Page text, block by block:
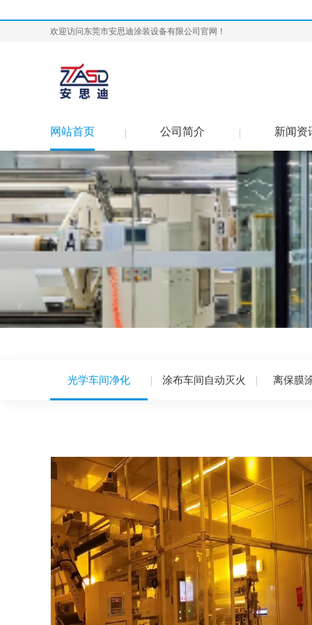
欢迎访问东莞市安思迪涂装设备有限公司官网！
网站首页 公司简介 新闻资
光学车间净化 涂布车间自动灭火 离保膜